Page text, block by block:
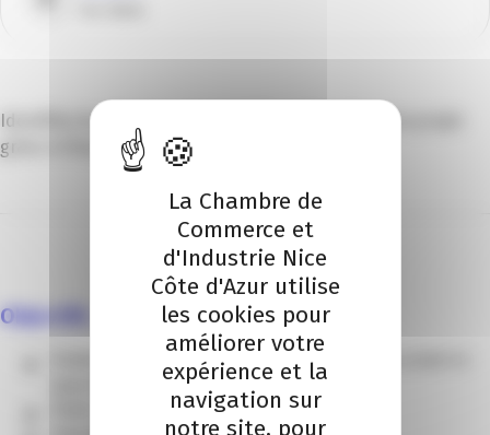
Identifiez les risques, opportunités, enjeux de votre projet
grâce à l’étude de faisabilité.
Objectifs :
Etudier, analyser la viabilité économique de votre projet en
apportant un argumentaire expert.
Établir le cadre d’évaluation de votre projet.
La Chambre de
Commerce et
d'Industrie Nice
Côte d'Azur utilise
les cookies pour
améliorer votre
expérience et la
navigation sur
notre site, pour